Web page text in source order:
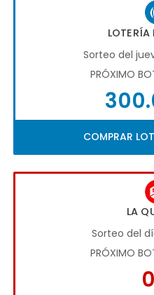
Sorteo del
PRÓXIMO
COMPRAR
LA
Sorteo del
PRÓXIMO